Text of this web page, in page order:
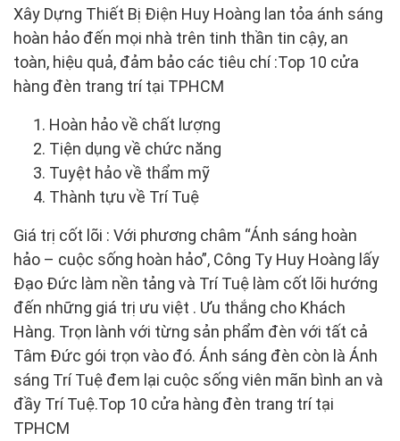
Xây Dựng Thiết Bị Điện Huy Hoàng lan tỏa ánh sáng
hoàn hảo đến mọi nhà trên tinh thần tin cậy, an
toàn, hiệu quả, đảm bảo các tiêu chí :Top 10 cửa
hàng đèn trang trí tại TPHCM
Hoàn hảo về chất lượng
Tiện dụng về chức năng
Tuyệt hảo về thẩm mỹ
Thành tựu về Trí Tuệ
Giá trị cốt lõi : Với phương châm “Ánh sáng hoàn
hảo – cuộc sống hoàn hảo”, Công Ty Huy Hoàng lấy
Đạo Đức làm nền tảng và Trí Tuệ làm cốt lõi hướng
đến những giá trị ưu việt . Ưu thắng cho Khách
Hàng. Trọn lành với từng sản phẩm đèn với tất cả
Tâm Đức gói trọn vào đó. Ánh sáng đèn còn là Ánh
sáng Trí Tuệ đem lại cuộc sống viên mãn bình an và
đầy Trí Tuệ.Top 10 cửa hàng đèn trang trí tại
TPHCM